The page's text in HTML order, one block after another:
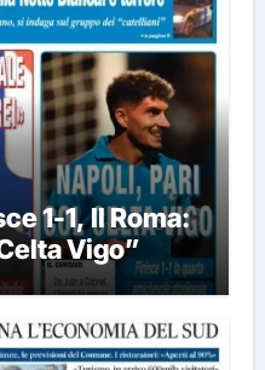
1-1, Il Roma:
Vigo”